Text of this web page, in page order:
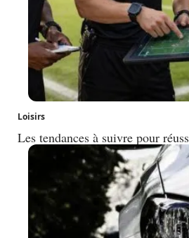
Loisirs
Les tendances à suivre pour